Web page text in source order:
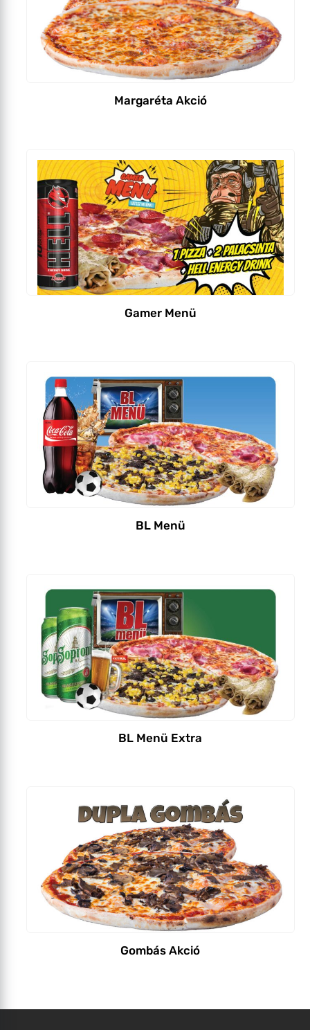
Margaréta Akció
Gamer Menü
BL Menü
BL Menü Extra
Gombás Akció